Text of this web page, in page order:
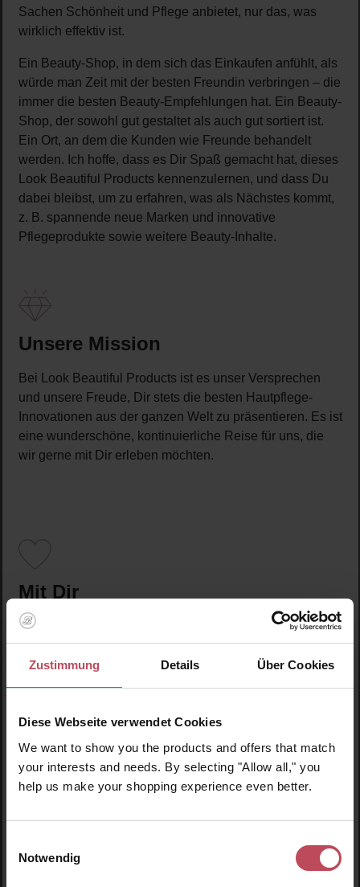
Zustimmung Details Über Cookies
Diese Webseite verwendet Cookies
We want to show you the products and offers that match
your interests and needs. By selecting "Allow all," you
help us make your shopping experience even better.
Notwendig
Sachen Schönheit und Pflege anbietet, nur das, was
wirklich effektiv ist.
Ein Beauty-Shop, in dem sich das Einkaufen anfühlt, als
würde man Zeit mit der besten Freundin verbringen – die
immer die besten Beauty-Empfehlungen hat. Ein Beauty-
Shop, der sowohl gut gestaltet als auch gut sortiert ist.
Ein Ort, an dem die Kunden wie Freunde behandelt
werden. Ich hoffe, dass es Dir Spaß gemacht hat, dieses
Look Beautiful Products kennenzulernen, und dass Du
dabei bleibst, um zu erfahren, was als Nächstes kommt,
z. B. spannende neue Marken und innovative
Pflegeprodukte sowie weitere Beauty-Inhalte.
Unsere Mission
Bei Look Beautiful Products ist es unser Versprechen
und unsere Freude, Dir stets die besten Hautpflege-
Innovationen aus der ganzen Welt zu präsentieren. Es ist
eine wunderschöne, kontinuierliche Reise für uns, die
wir gerne mit Dir erleben möchten.
Mit Dir
und Kollegen von Look Beautiful Products erzählst.
Medien likst und teilst.
Danke, dass Du Look Beautiful Products in Dein
tägliches Leben einbeziehst. Ich und das Look Beautiful
Products Team sind so dankbar für Deine Liebe, Deine
Erfolgsgeschichten über Deine Haut, Deinen Körper und